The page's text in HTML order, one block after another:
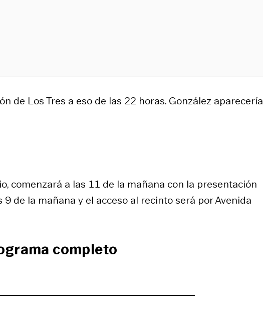
de Los Tres a eso de las 22 horas. González aparecería
comenzará a las 11 de la mañana con la presentación
de la mañana y el acceso al recinto será por Avenida
completo